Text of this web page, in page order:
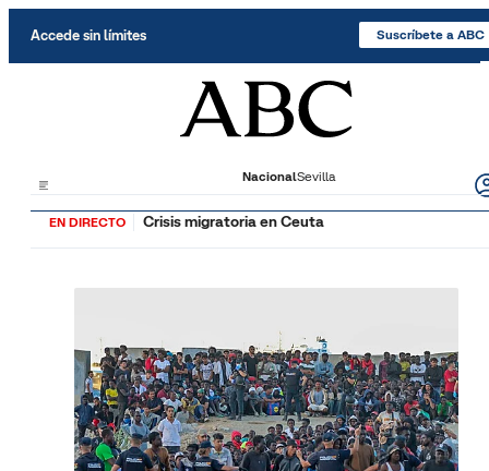
Accede sin límites Suscríbete a ABC
NacionalSevilla
EN DIRECTO Crisis migratoria en Ceuta